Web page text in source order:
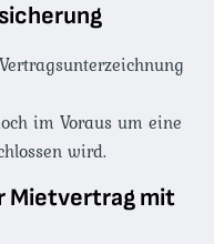
im Voraus um eine
wird.
Mietvertrag mit